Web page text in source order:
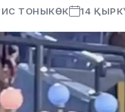
ТОНЫКӨК 14